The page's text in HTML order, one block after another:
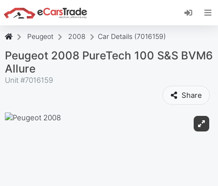
Zainstaluj aplikację internetową eCarsTrade,
dodaj ją do ekranu głównego i otrzymuj
Peugeot 2008 Car Details (7016159)
Peugeot 2008 PureTech 100 S&S BVM6
Allure
Unit #7016159
Share